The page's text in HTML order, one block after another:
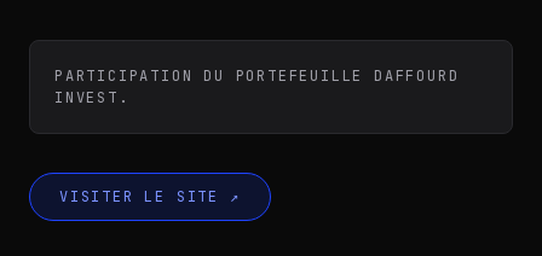
Témoignages
Contact
PARTICIPATION DU PORTEFEUILLE DAFFOURD
INVEST.
VISITER LE SITE ↗